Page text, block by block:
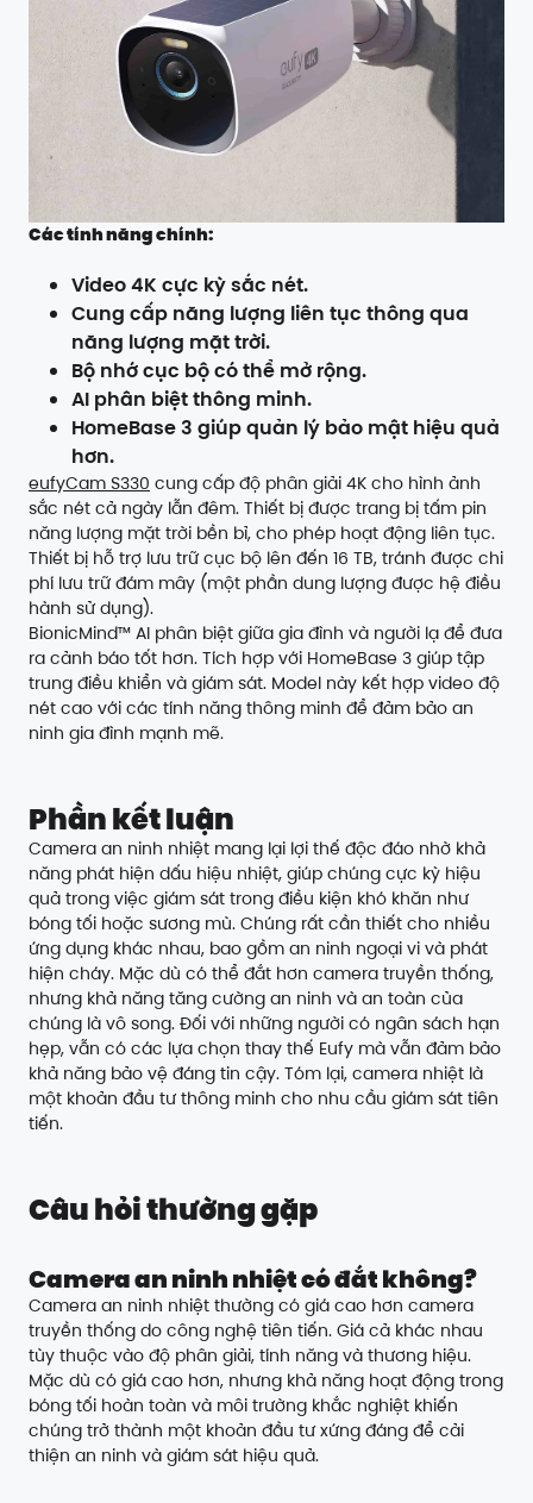
Các tính năng chính:
Video 4K cực kỳ sắc nét.
Cung cấp năng lượng liên tục thông qua
năng lượng mặt trời.
Bộ nhớ cục bộ có thể mở rộng.
AI phân biệt thông minh.
HomeBase 3 giúp quản lý bảo mật hiệu quả
hơn.
eufyCam S330 cung cấp độ phân giải 4K cho hình ảnh
sắc nét cả ngày lẫn đêm. Thiết bị được trang bị tấm pin
năng lượng mặt trời bền bỉ, cho phép hoạt động liên tục.
Thiết bị hỗ trợ lưu trữ cục bộ lên đến 16 TB, tránh được chi
phí lưu trữ đám mây (một phần dung lượng được hệ điều
hành sử dụng).
BionicMind™ AI phân biệt giữa gia đình và người lạ để đưa
ra cảnh báo tốt hơn. Tích hợp với HomeBase 3 giúp tập
trung điều khiển và giám sát. Model này kết hợp video độ
nét cao với các tính năng thông minh để đảm bảo an
ninh gia đình mạnh mẽ.
Phần kết luận
Camera an ninh nhiệt mang lại lợi thế độc đáo nhờ khả
năng phát hiện dấu hiệu nhiệt, giúp chúng cực kỳ hiệu
quả trong việc giám sát trong điều kiện khó khăn như
bóng tối hoặc sương mù. Chúng rất cần thiết cho nhiều
ứng dụng khác nhau, bao gồm an ninh ngoại vi và phát
hiện cháy. Mặc dù có thể đắt hơn camera truyền thống,
nhưng khả năng tăng cường an ninh và an toàn của
chúng là vô song. Đối với những người có ngân sách hạn
hẹp, vẫn có các lựa chọn thay thế Eufy mà vẫn đảm bảo
khả năng bảo vệ đáng tin cậy. Tóm lại, camera nhiệt là
một khoản đầu tư thông minh cho nhu cầu giám sát tiên
tiến.
Câu hỏi thường gặp
Camera an ninh nhiệt có đắt không?
Camera an ninh nhiệt thường có giá cao hơn camera
truyền thống do công nghệ tiên tiến. Giá cả khác nhau
tùy thuộc vào độ phân giải, tính năng và thương hiệu.
Mặc dù có giá cao hơn, nhưng khả năng hoạt động trong
bóng tối hoàn toàn và môi trường khắc nghiệt khiến
chúng trở thành một khoản đầu tư xứng đáng để cải
thiện an ninh và giám sát hiệu quả.